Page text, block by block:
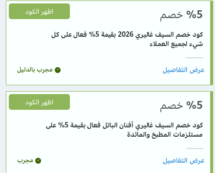
%5 خصم
كود خصم السيف غاليري 2026 بقيمة 5% فعال على كل
شيء لجميع العملاء
اظهر الكود
مجرب بالدليل
%5 خصم
كود خصم السيف غاليري أفنان الباتل فعال بقيمة 5% على
مستلزمات المطبخ والمائدة
اظهر الكود
مجرب